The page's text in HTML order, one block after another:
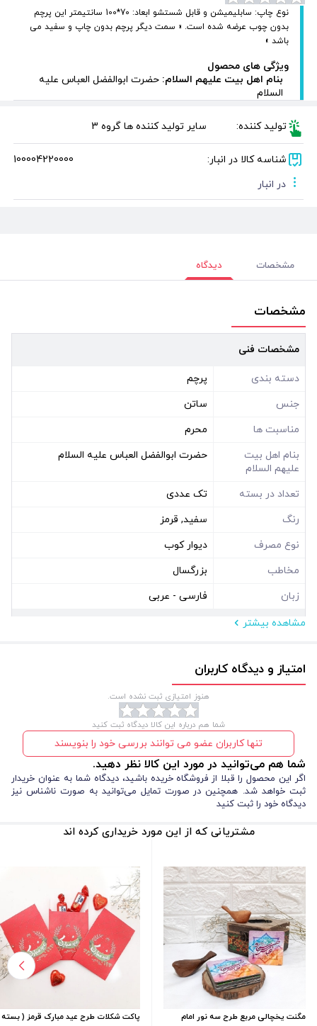
نوع چاپ: سابلیمیشن و قابل شستشو ابعاد: 70*100 سانتیمتر این پرچم
بدون چوب عرضه شده است. « سمت دیگر پرچم بدون چاپ و سفید می
باشد »
ویژگی های محصول
بنام اهل بیت علیهم السلام:حضرت ابوالفضل العباس علیه
السلام
تولید کننده: سایر تولید کننده ها گروه 3
شناسه کالا در انبار:
100004220000
در انبار
مشخصات دیدگاه
مشخصات
مشخصات فنی
دسته بندی
پرچم
جنس
ساتن
مناسبت ها
محرم
بنام اهل بیت
علیهم السلام
حضرت ابوالفضل العباس علیه السلام
تعداد در بسته
تک عددی
رنگ
سفید, قرمز
نوع مصرف
دیوار کوب
مخاطب
بزرگسال
زبان
فارسی - عربی
مشخصات فیزیکی
نوع بسته بندی
سلفون
مستطیل افقی
مشاهده بیشتر
امتیاز و دیدگاه کاربران
هنوز امتیازی ثبت نشده است.
شما هم درباره این کالا دیدگاه ثبت کنید
تنها کاربران عضو می توانند بررسی خود را بنویسند
شما هم می‌توانید در مورد این کالا نظر دهید.
اگر این محصول را قبلا از فروشگاه خریده باشید، دیدگاه شما به عنوان خریدار
ثبت خواهد شد. همچنین در صورت تمایل می‌توانید به صورت ناشناس نیز
دیدگاه خود را ثبت کنید
مشتریانی که از این مورد خریداری کرده اند
مگنت یخچالی مربع طرح سه نور امام
پاکت شکلات طرح عید مبارک قرمز ( بسته